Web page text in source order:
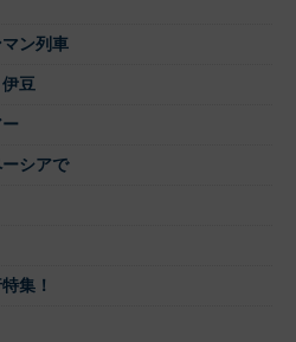
ン列車
豆
シアで
集！